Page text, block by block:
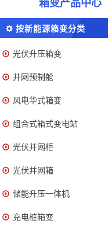
按新能源箱变分类
光伏升压箱变
并网预制舱
风电华式箱变
组合式箱式变电站
光伏并网柜
光伏并网箱
储能升压一体机
充电桩箱变